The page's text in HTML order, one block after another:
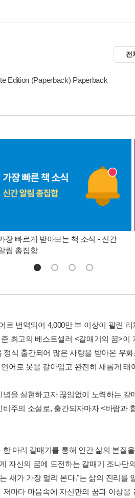
전
Edition (Paperback) Paperback
장 빠르게 받아보는 책 소식 - 신간
림 총집합
로 번역되어 4,000만 부 이상이 팔린
최고의 베스트셀러 <갈매기의 꿈>이
식 출간되어 많은 사랑을 받아온 우
어로 옷을 갈아입고 완전히 새롭게 태
을 실현하고자 끊임없이 노력하는
주의 소설로, 출간되자마자 <바람과
마리 갈매기를 통해 인간 삶의 본질
자신의 꿈에 도전하는 갈매기 조나단
새가 가장 멀리 본다."는 삶의 진리를
마다 마음속에 자신만의 꿈과 이상을